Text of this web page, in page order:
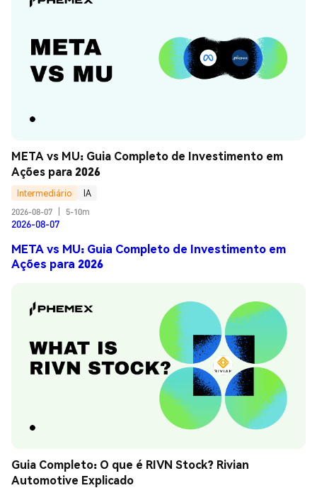
META vs MU: Guia Completo de Investimento em
Ações para 2026
Intermediário
IA
2026-08-07
5-10m
2026-08-07
META vs MU: Guia Completo de Investimento em
Ações para 2026
Guia Completo: O que é RIVN Stock? Rivian
Automotive Explicado